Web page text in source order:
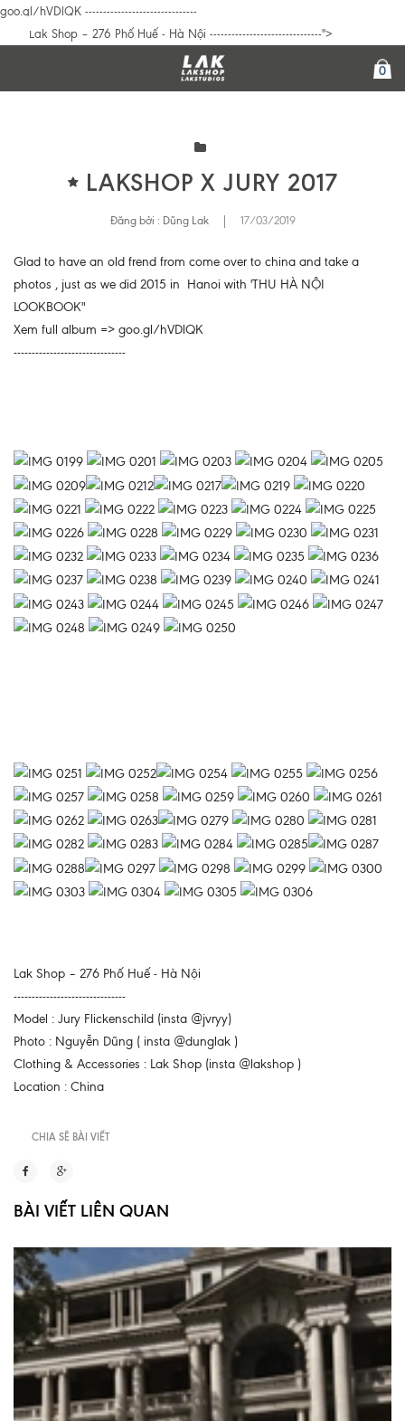
goo.gl/hVDlQK -------------------------------
Lak Shop – 276 Phố Huế - Hà Nội -------------------------------">
0
LAKSHOP X JURY 2017
Đăng bởi : Dũng Lak 17/03/2019
Glad to have an old frend from come over to china and take a
photos , just as we did 2015 in Hanoi with 'THU HÀ NỘI
LOOKBOOK"
Xem full album => goo.gl/hVDlQK
-------------------------------
Lak Shop – 276 Phố Huế - Hà Nội
-------------------------------
Model : Jury Flickenschild (insta @jvryy)
Photo : Nguyễn Dũng ( insta @dunglak )
Clothing & Accessories : Lak Shop (insta @lakshop )
Location : China
CHIA SẼ BÀI VIẾT
BÀI VIẾT LIÊN QUAN